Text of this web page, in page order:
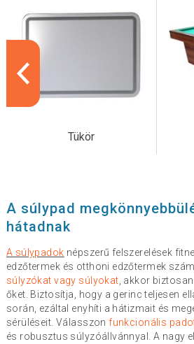
Tükör
A súlypad
hátadnak
A súlypadok népszerű felszerelések
edzőtermek és otthoni edzőtermek
súlyzókat vagy súlyokat , akkor
őket. Biztosítja, hogy a gerinc teljesen
során, ezáltal enyhíti a hátizmait és
sérüléseit. Válasszon funkcionális
és robusztus súlyzóállvánnyal. A nagy